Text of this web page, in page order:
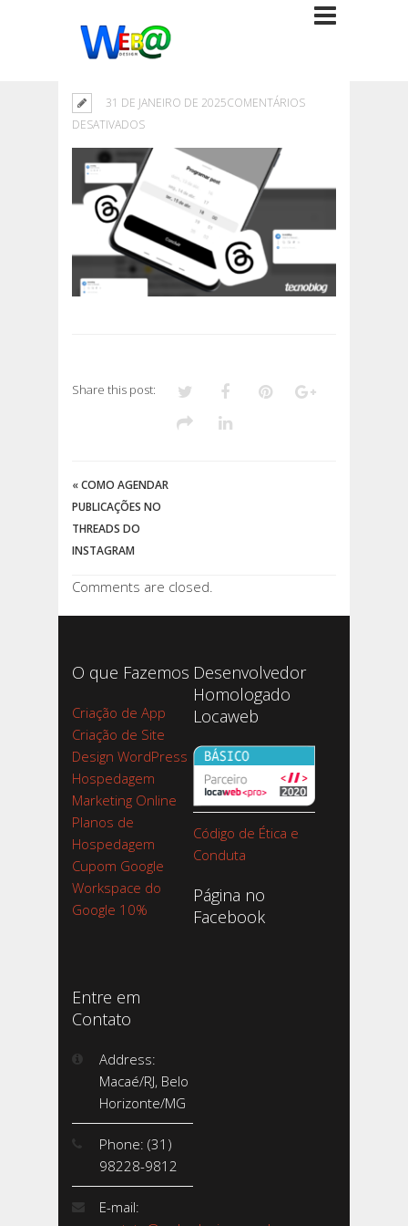
31 DE JANEIRO DE 2025COMENTÁRIOS
DESATIVADOSEM
Share this post:
«COMO AGENDAR
PUBLICAÇÕES NO
THREADS DO
INSTAGRAM
Comments are closed.
O que Fazemos
Criação de App
Criação de Site
Design WordPress
Hospedagem
Marketing Online
Planos de
Hospedagem
Cupom Google
Workspace do
Google 10%
Desenvolvedor
Homologado
Locaweb
Código de Ética e
Conduta
Página no
Facebook
Entre em
Contato
Address:
Macaé/RJ, Belo
Horizonte/MG
Phone: (31)
98228-9812
E-mail: